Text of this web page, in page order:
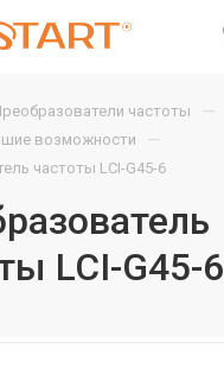
частоты —
возможности —
частоты LCI-G45-6
LCI-G45-6